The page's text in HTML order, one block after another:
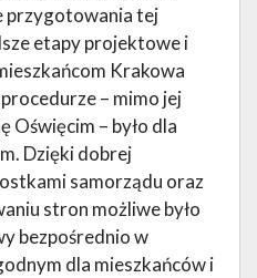
przygotowania tej
etapy projektowe i
Krakowa
– mimo jej
Oświęcim – było dla
Dzięki dobrej
samorządu oraz
stron możliwe było
bezpośrednio w
dla mieszkańców i